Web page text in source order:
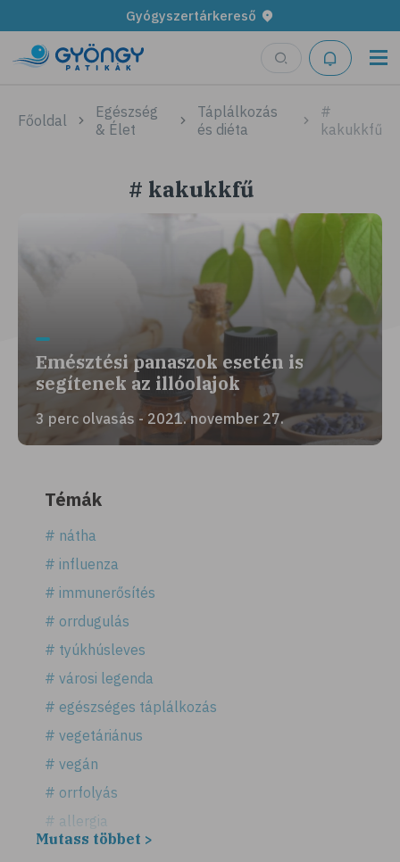
Gyógyszertárkereső
Főoldal
Egészség
& Élet
Táplálkozás
és diéta
#
kakukkfű
# kakukkfű
Emésztési panaszok esetén is
segítenek az illóolajok
3 perc olvasás - 2021. november 27.
Témák
# nátha
# influenza
# immunerősítés
# orrdugulás
# tyúkhúsleves
# városi legenda
# egészséges táplálkozás
# vegetáriánus
# vegán
# orrfolyás
# allergia
# légúti allergia
Mutass többet >